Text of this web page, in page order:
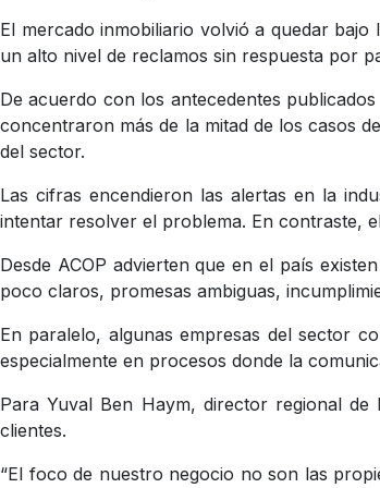
El mercado inmobiliario volvió a quedar
un alto nivel de reclamos sin respuesta por
De acuerdo con los antecedentes
concentraron más de la mitad de los casos
del sector.
Las cifras encendieron las alertas en la
intentar resolver el problema. En contraste,
Desde ACOP advierten que en el país
poco claros, promesas ambiguas,
En paralelo, algunas empresas del sector
especialmente en procesos donde la
Para Yuval Ben Haym, director regional
clientes.
“El foco de nuestro negocio no son las